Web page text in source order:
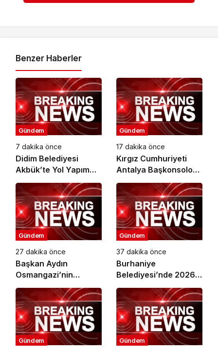
Benzer Haberler
Gündem
7 dakika önce
Didim Belediyesi
Akbük’te Yol Yapım
Çalışmalarını
Genişletiyor
Gündem
17 dakika önce
Kırgız Cumhuriyeti
Antalya Başkonsolosu
Başkan Vekili
Özdemir’i ziyaret etti
Gündem
27 dakika önce
Başkan Aydın
Osmangazi’nin
Nabzını Sahada Tuttu
Gündem
37 dakika önce
Burhaniye
Belediyesi’nde 2026
Yılı Toplu İş
Sözleşmesi İmzalandı
Gündem Gündem